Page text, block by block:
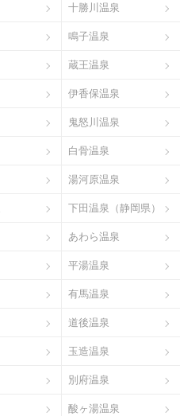
十勝川温泉
鳴子温泉
蔵王温泉
伊香保温泉
鬼怒川温泉
白骨温泉
湯河原温泉
下田温泉（静岡県）
あわら温泉
平湯温泉
有馬温泉
道後温泉
玉造温泉
別府温泉
酸ヶ湯温泉